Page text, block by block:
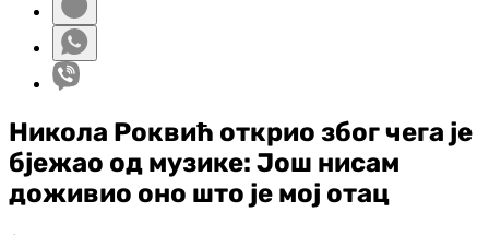
Никола Роквић открио због чега је
бјежао од музике: Још нисам
доживио оно што је мој отац